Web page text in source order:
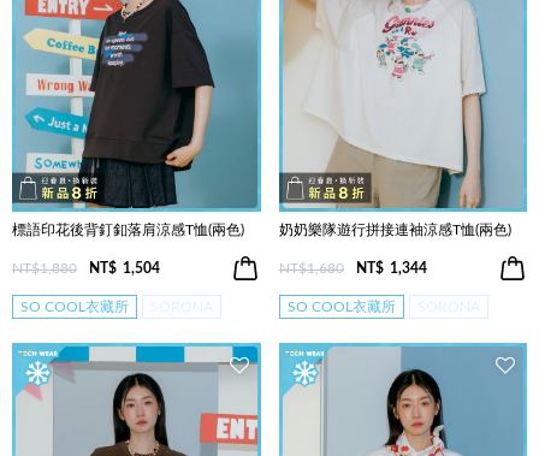
標語印花後背釘釦落肩涼感T恤(兩色)
NT$1,880 NT$ 1,504
SO COOL衣藏所 SORONA
奶奶樂隊遊行拼接連袖涼感T恤(兩色)
NT$1,680 NT$ 1,344
SO COOL衣藏所 SORONA